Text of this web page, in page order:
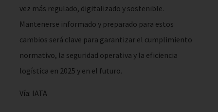
vez más regulado, digitalizado y sostenible.
Mantenerse informado y preparado para estos
cambios será clave para garantizar el cumplimiento
normativo, la seguridad operativa y la eficiencia
logística en 2025 y en el futuro.
Vía: IATA